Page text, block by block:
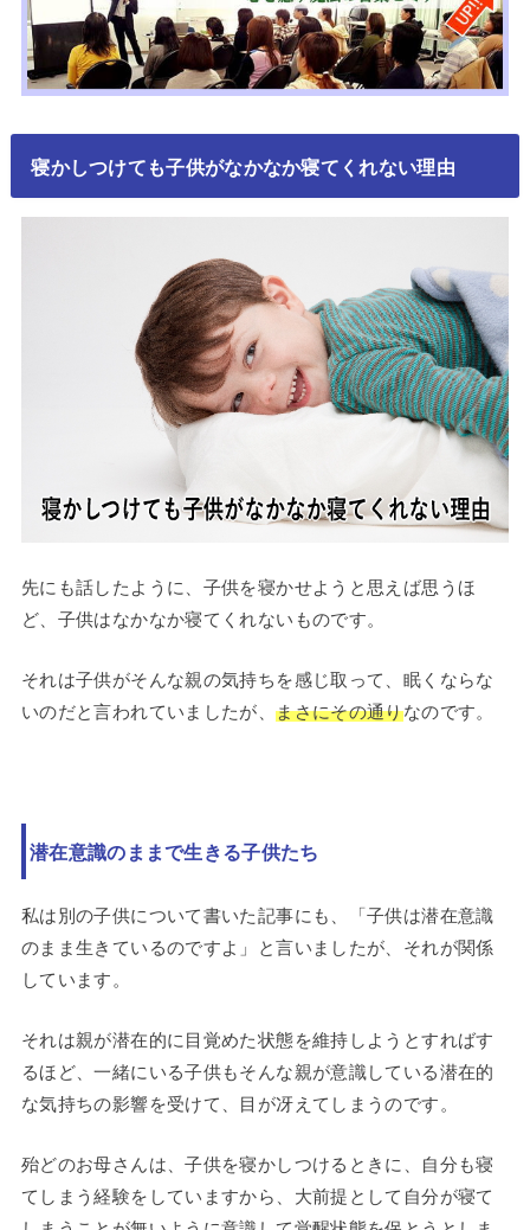
寝かしつけても子供がなかなか寝てくれない理由
先にも話したように、子供を寝かせようと思えば思うほ
ど、子供はなかなか寝てくれないものです。
それは子供がそんな親の気持ちを感じ取って、眠くならな
いのだと言われていましたが、まさにその通りなのです。
潜在意識のままで生きる子供たち
私は別の子供について書いた記事にも、「子供は潜在意識
のまま生きているのですよ」と言いましたが、それが関係
しています。
それは親が潜在的に目覚めた状態を維持しようとすればす
るほど、一緒にいる子供もそんな親が意識している潜在的
な気持ちの影響を受けて、目が冴えてしまうのです。
殆どのお母さんは、子供を寝かしつけるときに、自分も寝
てしまう経験をしていますから、大前提として自分が寝て